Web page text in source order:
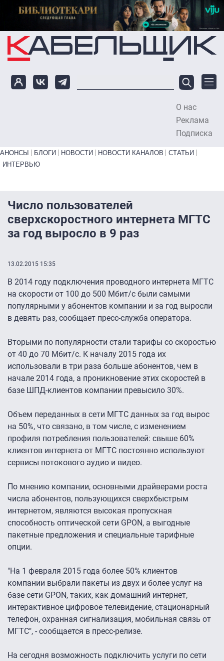
Перейти к основному содержанию
О нас
Реклама
Подписка
Primary links bottom
АНОНСЫ БЛОГИ НОВОСТИ НОВОСТИ КАНАЛОВ
СТАТЬИ
ИНТЕРВЬЮ
Число пользователей
сверхскоростного интернета МГТС
за год выросло в 9 раз
13.02.2015 15:35
В 2014 году подключения проводного интернета МГТС
на скорости от 100 до 500 Мбит/с были самыми
популярными у абонентов компании и за год выросли
в девять раз, сообщает пресс-служба оператора.
Вторыми по популярности стали тарифы со скоростью
от 40 до 70 Мбит/с. К началу 2015 года их
использовали в три раза больше абонентов, чем в
начале 2014 года, а проникновение этих скоростей в
базе ШПД-клиентов компании превысило 30%.
Объем переданных в сети МГТС данных за год вырос
на 50%, что связано, в том числе, с изменением
профиля потребления пользователей: свыше 60%
клиентов интернета от МГТС постоянно используют
сервисы потокового аудио и видео.
По мнению компании, основными драйверами роста
числа абонентов, пользующихся сверхбыстрым
интернетом, являются высокая пропускная
способность оптической сети GPON, а выгодные
пакетные предложения и специальные тарифные
опции.
"На 1 февраля 2015 года более 50% клиентов
компании выбрали пакеты из двух и более услуг на
базе сети GPON, таких, как домашний интернет,
интерактивное цифровое телевидение, стационарный
телефон, охранная сигнализация, мобильная связь от
МГТС", - сообщается в пресс-релизе.
На сегодня возможность подключить услуги по сети